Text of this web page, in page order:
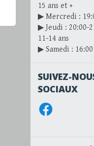
15 ans et +
▶ Mercredi :
▶ Jeudi : 20:00-
11-14 ans
▶ Samedi : 16:00
SUIVEZ-
SOCIAUX
Facebook